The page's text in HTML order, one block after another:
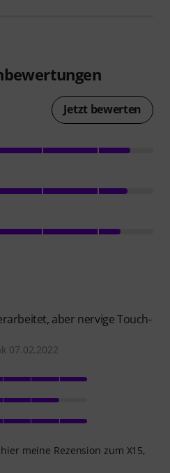
Jetzt bewerten
aber nervige Touch-
07.02.2022
meine Rezension zum X15,